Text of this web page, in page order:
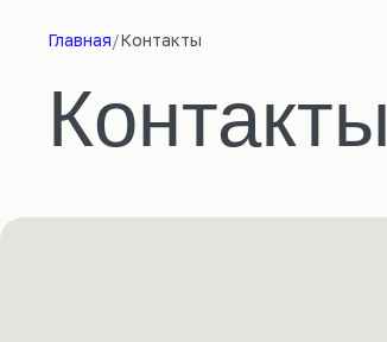
Главная/Контакты
Контакты